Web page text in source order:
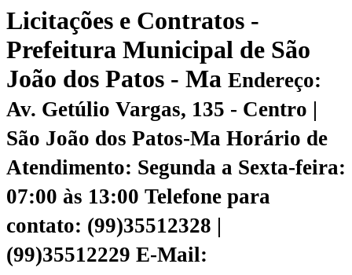
Licitações e Contratos -
Prefeitura Municipal de São
João dos Patos - Ma Endereço:
Av. Getúlio Vargas, 135 - Centro |
São João dos Patos-Ma Horário de
Atendimento: Segunda a Sexta-feira:
07:00 às 13:00 Telefone para
contato: (99)35512328 |
(99)35512229 E-Mail: